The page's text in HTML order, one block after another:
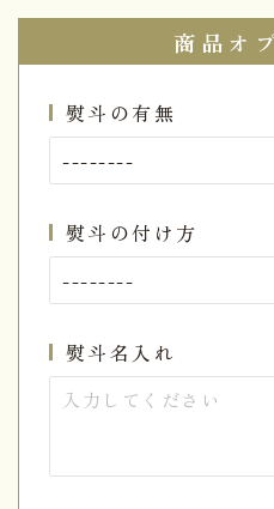
商品オ
熨斗の有無
熨斗の付け方
熨斗名入れ